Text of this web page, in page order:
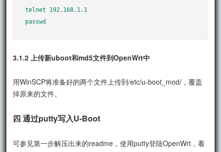
telnet 192.168.1.1
passwd
3.1.2 上传新uboot和md5文件到OpenWrt中
用WinSCP将准备好的两个文件上传到/etc/u-boot_mod/，覆盖
掉原来的文件。
四 通过putty写入U-Boot
可参见第一步解压出来的readme，使用putty登陆OpenWrt，看